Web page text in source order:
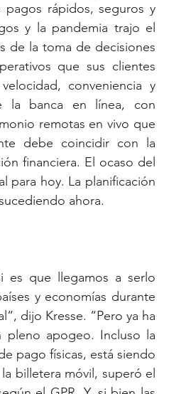
rápidos, seguros y
y la pandemia trajo el
de la toma de decisiones
que sus clientes
conveniencia y
la banca en línea, con
remotas en vivo que
debe coincidir con la
financiera. El ocaso del
para hoy. La planificación
ahora.
es que llegamos a serlo
y economías durante
dijo Kresse. “Pero ya ha
pleno apogeo. Incluso la
pago físicas, está siendo
billetera móvil, superó el